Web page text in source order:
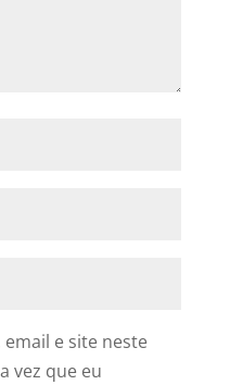
e site neste
vez que eu